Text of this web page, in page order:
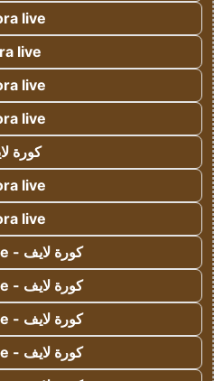
live
live
live
live
كورة
live
live
كورة لايف - koora live
كورة لايف - koora live
كورة لايف - koora live
كورة لايف - koora live